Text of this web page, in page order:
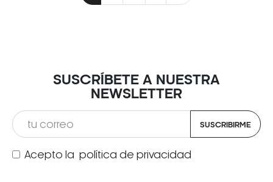
SUSCRÍBETE A NUESTRA
NEWSLETTER
SUSCRIBIRME
Acepto la política de privacidad